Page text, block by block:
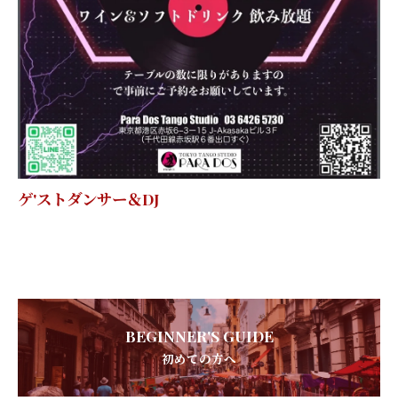
ゲ'ストダンサー＆DJ
BEGINNER'S GUIDE
初めての方へ